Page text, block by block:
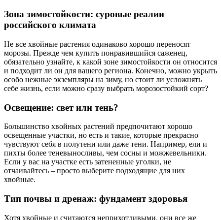
Зона зимостойкости: суровые реалии
российского климата
Не все хвойные растения одинаково хорошо переносят
морозы. Прежде чем купить понравившийся саженец,
обязательно узнайте, к какой зоне зимостойкости он относится
и подходит ли он для вашего региона. Конечно, можно укрыть
особо нежные экземпляры на зиму, но стоит ли усложнять
себе жизнь, если можно сразу выбрать морозостойкий сорт?
Освещение: свет или тень?
Большинство хвойных растений предпочитают хорошо
освещенные участки, но есть и такие, которые прекрасно
чувствуют себя в полутени или даже тени. Например, ели и
пихты более теневыносливы, чем сосны и можжевельники.
Если у вас на участке есть затененные уголки, не
отчаивайтесь – просто выберите подходящие для них
хвойные.
Тип почвы и дренаж: фундамент здоровья
Хотя хвойные и считаются неприхотливыми, они все же